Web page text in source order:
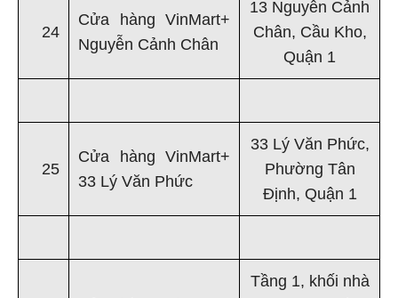
24
Cửa hàng VinMart+
Nguyễn Cảnh Chân
13 Nguyễn Cảnh
Chân, Cầu Kho,
Quận 1
25
Cửa hàng VinMart+
33 Lý Văn Phức
33 Lý Văn Phức,
Phường Tân
Định, Quận 1
Tầng 1, khối nhà